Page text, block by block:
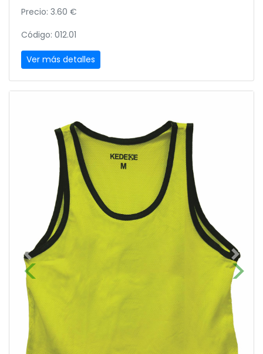
Precio: 3.60 €
Código: 012.01
Ver más detalles
Previous Next